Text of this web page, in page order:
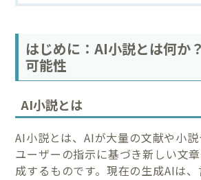
はじめに：AI小説とは何か
可能性
AI小説とは
AI小説とは、AIが大量の文献や小説
ユーザーの指示に基づき新しい文
成するものです。現在の生成AIは